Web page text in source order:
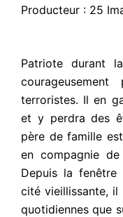
Producteur : 25
Patriote durant
terroristes. Il en
et y perdra des
père de famille
en compagnie
Depuis la fenêtre
cité vieillissante, il
quotidiennes que